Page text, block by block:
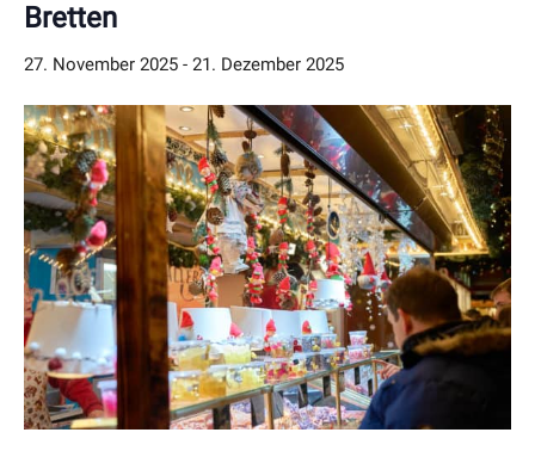
Bretten
27. November 2025 - 21. Dezember 2025